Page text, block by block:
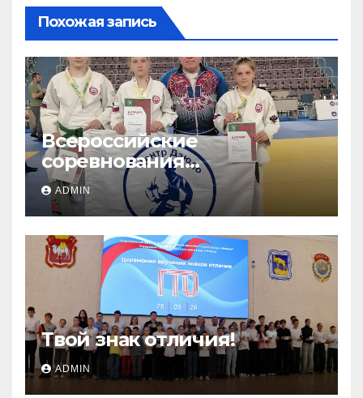
Похожая запись
Всероссийские
соревнования
«ЛОКОДЗЮДО»!
ADMIN
Твой знак отличия!
ADMIN